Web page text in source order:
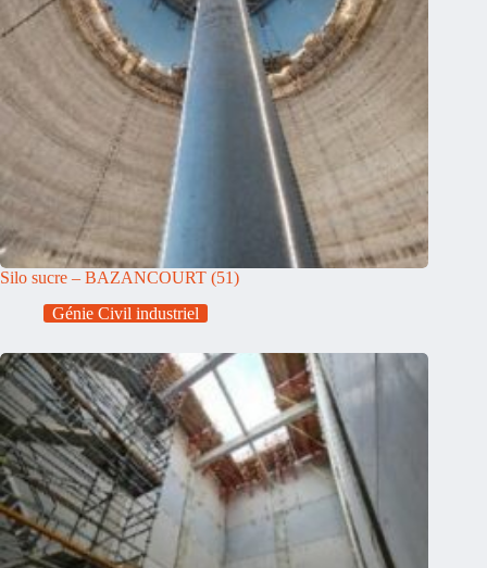
Silo sucre – BAZANCOURT (51)
Génie Civil industriel